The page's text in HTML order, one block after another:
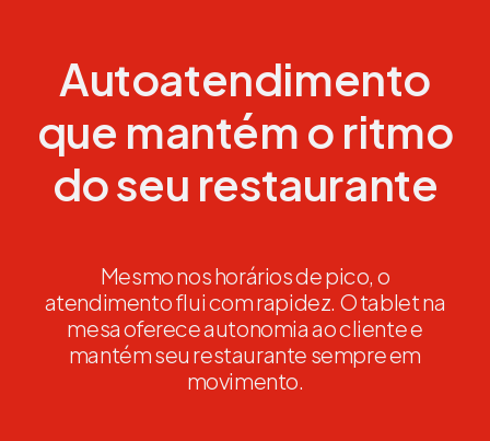
Autoatendimento
que mantém o ritmo
do seu restaurante
Mesmo nos horários de pico, o
atendimento flui com rapidez. O tablet na
mesa oferece autonomia ao cliente e
mantém seu restaurante sempre em
movimento.